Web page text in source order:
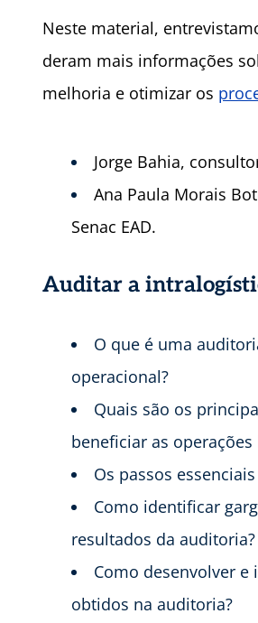
Neste material,
deram mais informações
melhoria e otimizar os
Jorge Bahia,
Ana Paula Morais
Senac EAD.
Auditar a
O que é uma
operacional?
Quais são os
beneficiar as operações
Os passos
Como identificar
resultados da auditoria?
Como desenvolver
obtidos na auditoria?